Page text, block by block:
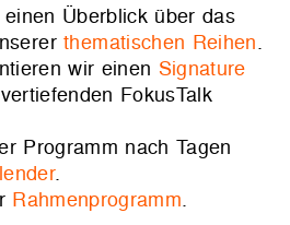
Überblick über das
thematischen Reihen.
wir einen Signature
FokusTalk
Programm nach Tagen
.
Rahmenprogramm.